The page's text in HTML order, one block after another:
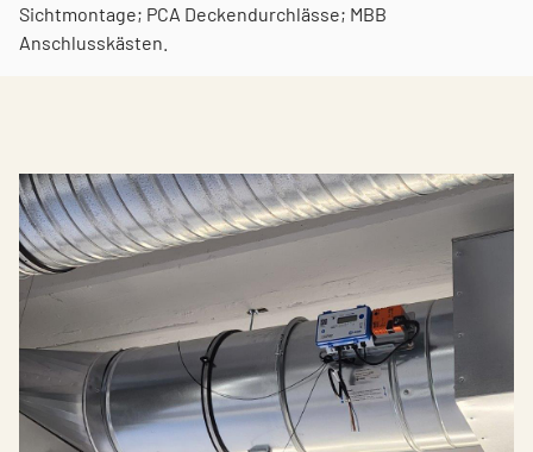
Sichtmontage; PCA Deckendurchlässe; MBB
Anschlusskästen.